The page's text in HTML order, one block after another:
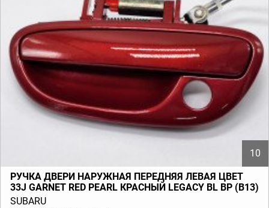
10
РУЧКА ДВЕРИ НАРУЖНАЯ ПЕРЕДНЯЯ ЛЕВАЯ ЦВЕТ
33J GARNET RED PEARL КРАСНЫЙ LEGACY BL BP (B13)
2003-2009
SUBARU